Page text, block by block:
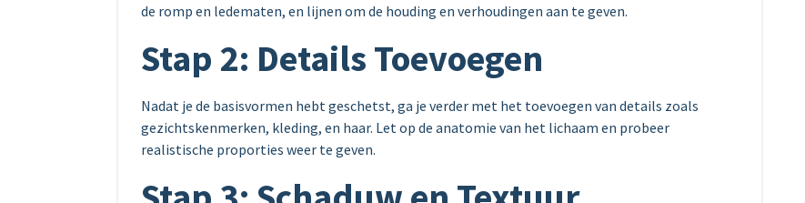
de romp en ledematen, en lijnen om de houding en verhoudingen aan te geven.
Stap 2: Details Toevoegen
Nadat je de basisvormen hebt geschetst, ga je verder met het toevoegen van details zoals
gezichtskenmerken, kleding, en haar. Let op de anatomie van het lichaam en probeer
realistische proporties weer te geven.